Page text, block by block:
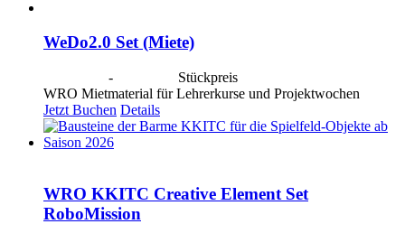
WeDo2.0 Set (Miete)
-
Stückpreis
WRO Mietmaterial für Lehrerkurse und Projektwochen
Jetzt Buchen Details
WRO KKITC Creative Element Set
RoboMission